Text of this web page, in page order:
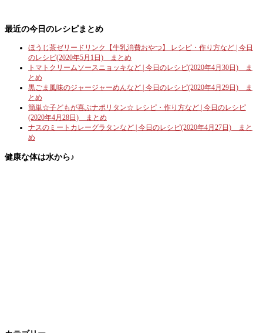
最近の今日のレシピまとめ
ほうじ茶ゼリードリンク【牛乳消費おやつ】 レシピ・作り方など | 今日
のレシピ(2020年5月1日) まとめ
トマトクリームソースニョッキなど | 今日のレシピ(2020年4月30日) ま
とめ
黒ごま風味のジャージャーめんなど | 今日のレシピ(2020年4月29日) ま
とめ
簡単☆子どもが喜ぶナポリタン☆ レシピ・作り方など | 今日のレシピ
(2020年4月28日) まとめ
ナスのミートカレーグラタンなど | 今日のレシピ(2020年4月27日) まと
め
健康な体は水から♪